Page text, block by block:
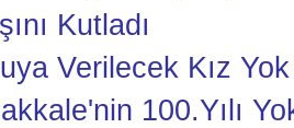
Kutladı
Verilecek Kız Yok
100.Yılı